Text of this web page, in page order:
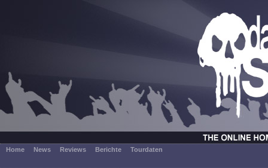
Home News Reviews Berichte Tourdaten